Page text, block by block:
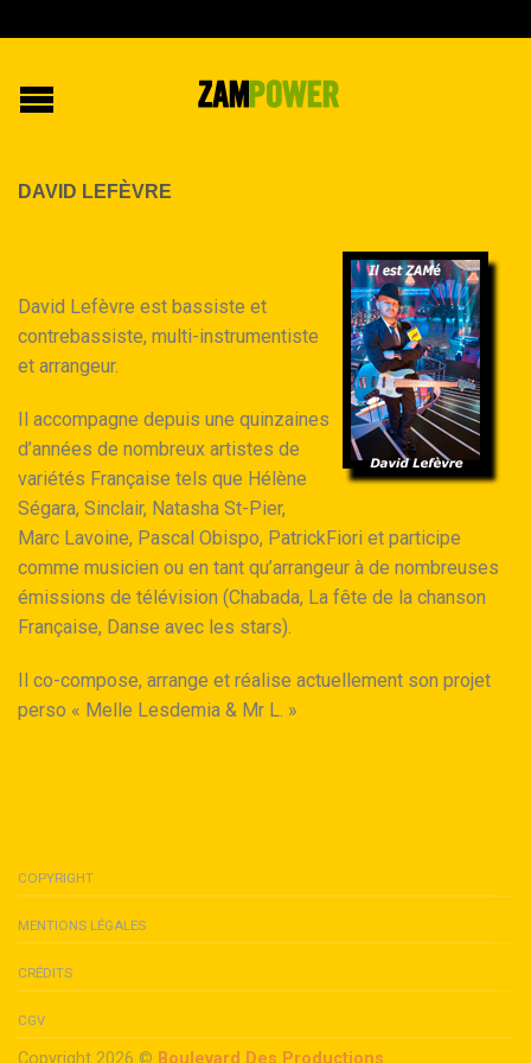
DAVID LEFÈVRE
David Lefèvre est bassiste et
contrebassiste, multi-instrumentiste
et arrangeur.
Il accompagne depuis une quinzaines
d’années de nombreux artistes de
variétés Française tels que Hélène
Ségara, Sinclair, Natasha St-Pier,
Marc Lavoine, Pascal Obispo, PatrickFiori et participe
comme musicien ou en tant qu’arrangeur à de nombreuses
émissions de télévision (Chabada, La fête de la chanson
Française, Danse avec les stars).
Il co-compose, arrange et réalise actuellement son projet
perso « Melle Lesdemia & Mr L. »
COPYRIGHT
MENTIONS LÉGALES
CRÉDITS
CGV
Copyright 2026 © Boulevard Des Productions